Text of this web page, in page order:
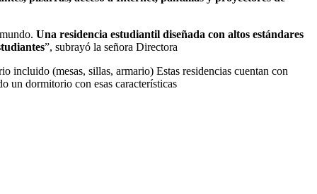
Una residencia estudiantil diseñada con altos estándares
”, subrayó la señora Directora
incluido (mesas, sillas, armario) Estas residencias cuentan con
un dormitorio con esas características